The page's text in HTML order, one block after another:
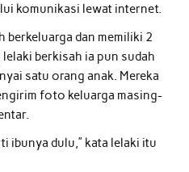
komunikasi lewat internet.
berkeluarga dan memiliki 2
berkisah ia pun sudah
satu orang anak. Mereka
foto keluarga masing-
ibunya dulu,” kata lelaki itu